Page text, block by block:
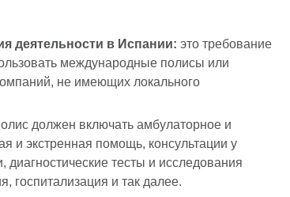
деятельности в Испании: это требование
международные полисы или
не имеющих локального
должен включать амбулаторное и
и экстренная помощь, консультации у
диагностические тесты и исследования
госпитализация и так далее.